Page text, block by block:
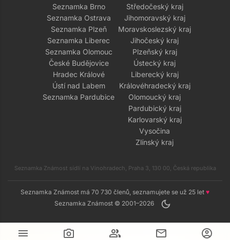
menu camera_alt group mail account_circle
Seznamka Brno
Seznamka Ostrava
Seznamka Plzeň
Seznamka Liberec
Seznamka Olomouc
České Budějovice
Hradec Králové
Ústí nad Labem
Seznamka Pardubice
Středočeský kraj
Jihomoravský kraj
Moravskoslezský kraj
Jihočeský kraj
Plzeňský kraj
Ústecký kraj
Liberecký kraj
Královéhradecký kraj
Olomoucký kraj
Pardubický kraj
Karlovarský kraj
Vysočina
Zlínský kraj
Seznamka Známost sídlí na Vinohradech, Praha 3, 130 00, Česká republika
Seznamka Známost má 70 730 členů, seznamujete se už 25 let ♥
Seznamka Známost © 2001–2026
dark_mode